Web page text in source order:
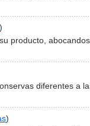
)
producto,
diferentes a
)